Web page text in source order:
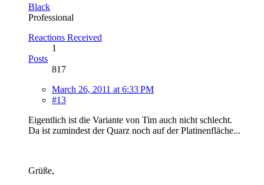
Black
Professional
Reactions Received
1
Posts
817
March 26, 2011 at 6:33 PM
#13
Eigentlich ist die Variante von Tim auch nicht schlecht.
Da ist zumindest der Quarz noch auf der Platinenfläche...
Grüße,